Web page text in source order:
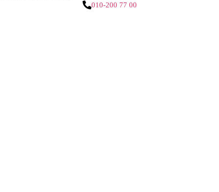
010-200 77 00